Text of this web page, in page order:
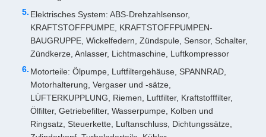
Elektrisches System: ABS-Drehzahlsensor,
KRAFTSTOFFPUMPE, KRAFTSTOFFPUMPEN-
BAUGRUPPE, Wickelfedern, Zündspule, Sensor, Schalter,
Zündkerze, Anlasser, Lichtmaschine, Luftkompressor
Motorteile: Ölpumpe, Luftfiltergehäuse, SPANNRAD,
Motorhalterung, Vergaser und -sätze,
LÜFTERKUPPLUNG, Riemen, Luftfilter, Kraftstofffilter,
Ölfilter, Getriebefilter, Wasserpumpe, Kolben und
Ringsatz, Steuerkette, Luftanschluss, Dichtungssätze,